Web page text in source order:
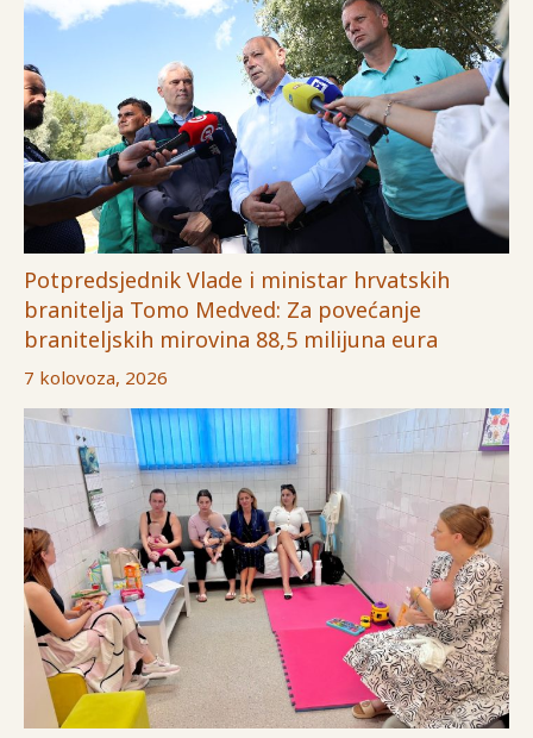
Potpredsjednik Vlade i ministar hrvatskih
branitelja Tomo Medved: Za povećanje
braniteljskih mirovina 88,5 milijuna eura
7 kolovoza, 2026